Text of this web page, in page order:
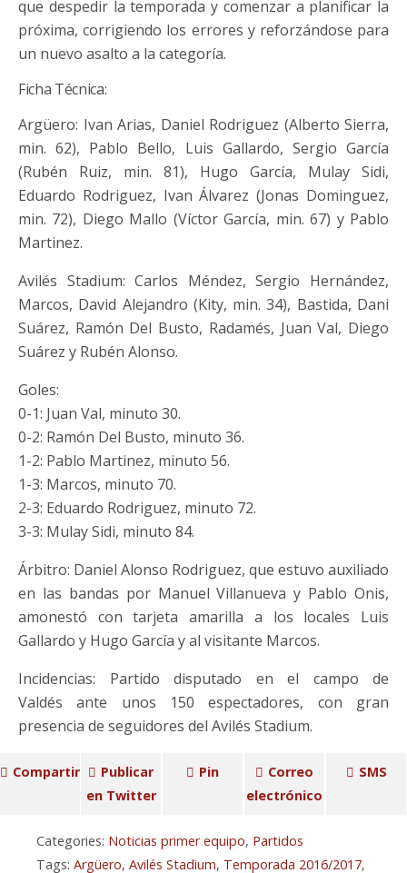
que despedir la temporada y comenzar a planificar la
próxima, corrigiendo los errores y reforzándose para
un nuevo asalto a la categoría.
Ficha Técnica:
Argüero: Ivan Arias, Daniel Rodriguez (Alberto Sierra,
min. 62), Pablo Bello, Luis Gallardo, Sergio García
(Rubén Ruiz, min. 81), Hugo García, Mulay Sidi,
Eduardo Rodriguez, Ivan Álvarez (Jonas Dominguez,
min. 72), Diego Mallo (Víctor García, min. 67) y Pablo
Martinez.
Avilés Stadium: Carlos Méndez, Sergio Hernández,
Marcos, David Alejandro (Kity, min. 34), Bastida, Dani
Suárez, Ramón Del Busto, Radamés, Juan Val, Diego
Suárez y Rubén Alonso.
Goles:
0-1: Juan Val, minuto 30.
0-2: Ramón Del Busto, minuto 36.
1-2: Pablo Martinez, minuto 56.
1-3: Marcos, minuto 70.
2-3: Eduardo Rodriguez, minuto 72.
3-3: Mulay Sidi, minuto 84.
Árbitro: Daniel Alonso Rodriguez, que estuvo auxiliado
en las bandas por Manuel Villanueva y Pablo Onis,
amonestó con tarjeta amarilla a los locales Luis
Gallardo y Hugo García y al visitante Marcos.
Incidencias: Partido disputado en el campo de
Valdés ante unos 150 espectadores, con gran
presencia de seguidores del Avilés Stadium.
Compartir
Publicar
en Twitter
Pin
Correo
electrónico
SMS
Categories: Noticias primer equipo, Partidos
Tags: Argüero, Avilés Stadium, Temporada 2016/2017,